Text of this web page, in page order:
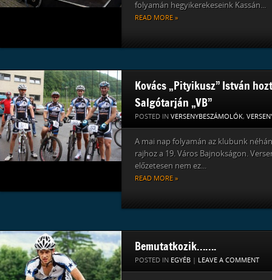
folyamán hegyikerekeseink Kassán...
READ MORE »
Kovács „Pityikusz” István
Salgótarján „VB”
POSTED IN VERSENYBESZÁMOLÓK,
A mai nap folyamán az klubunk
rajhoz a 19. Város Bajnokságon.
előzetesen nem ez...
READ MORE »
Bemutatkozik…….
POSTED IN EGYÉB LEAVE A COMMENT